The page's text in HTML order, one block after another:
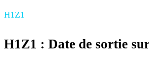
H1Z1
H1Z1 : Date de sortie